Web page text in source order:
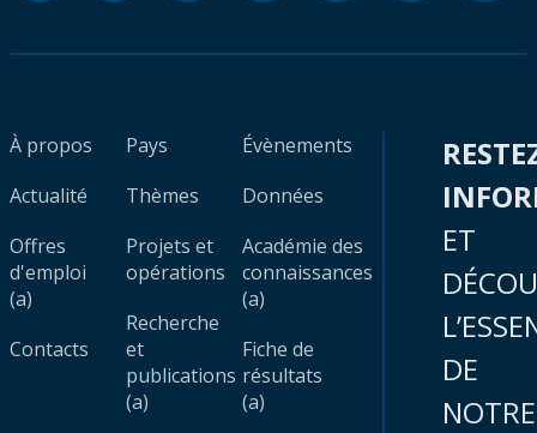
À propos
Actualité
Offres
d'emploi
(a)
Contacts
Pays
Thèmes
Projets et
opérations
Recherche
et
publications
(a)
Évènements
Données
Académie des
connaissances
(a)
Fiche de
résultats
(a)
ET
DE
NOTRE